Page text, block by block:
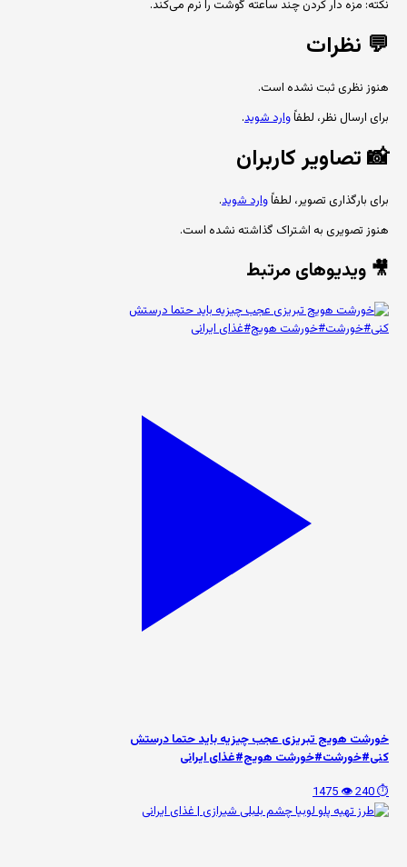
نکته: مزه دار کردن چند ساعته گوشت را نرم می‌کند.
💬 نظرات
هنوز نظری ثبت نشده است.
برای ارسال نظر، لطفاًوارد شوید.
📸تصاویر کاربران
برای بارگذاری تصویر، لطفاًوارد شوید.
هنوز تصویری به اشتراک گذاشته نشده است.
🎥 ویدیوهای مرتبط
خورشت هویج تبریزی عجب چیزیه باید حتما درستش
کنی#خورشت#خورشت هویج#غذای ایرانی
⏱️ 240
👁️ 1475